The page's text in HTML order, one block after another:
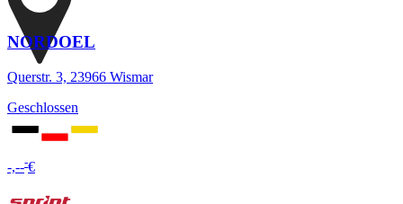
NORDOEL
Querstr. 3, 23966 Wismar
Geschlossen
-,---€